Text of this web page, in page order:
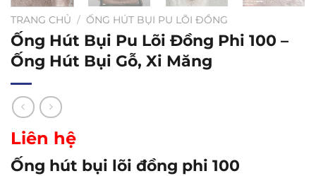
TRANG CHỦ / ỐNG HÚT BỤI PU LÕI ĐỒNG
Ống Hút Bụi Pu Lõi Đồng Phi 100 –
Ống Hút Bụi Gỗ, Xi Măng
Liên hệ
Ống hút bụi lõi đồng phi 100